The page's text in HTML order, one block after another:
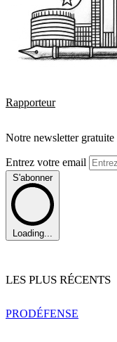
Rapporteur
Notre newsletter gratuite
Entrez votre email
S'abonner
Loading...
LES PLUS RÉCENTS
PRODÉFENSE